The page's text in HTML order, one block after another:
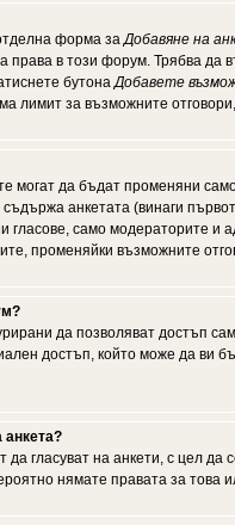
форма заДобавяне на
права в този форум. Трябва да
бутонаДобавете
лимит за възможните
могат да бъдат променяни
анкетата (винаги
гласове, само модераторите и
променяйки възможните
да позволяват достъп
достъп, който може да ви
гласуват на анкети, с цел
нямате правата за това